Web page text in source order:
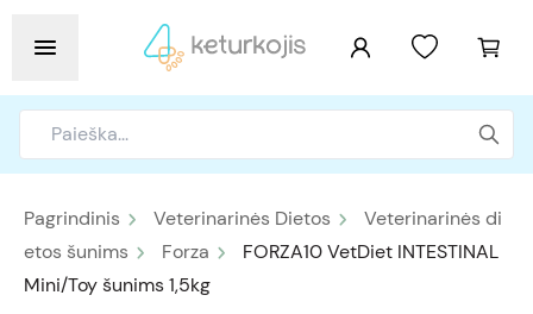
Pagrindinis Veterinarinės Dietos
Veterinarinės di
etos šunims
Forza
FORZA10 VetDiet INTESTINAL
Mini/Toy šunims 1,5kg